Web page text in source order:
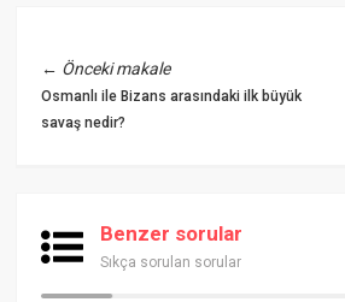
← Önceki makale
Osmanlı ile Bizans arasındaki ilk büyük
savaş nedir?
Benzer sorular
Sıkça sorulan sorular